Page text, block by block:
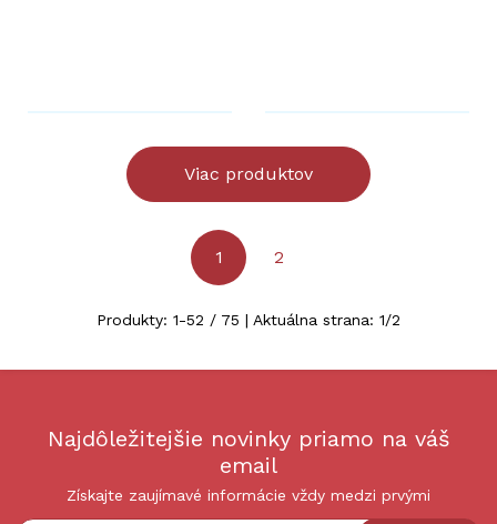
Viac produktov
1 2
Produkty: 1-52 / 75 | Aktuálna strana: 1/2
Najdôležitejšie novinky priamo na váš
email
Získajte zaujímavé informácie vždy medzi prvými